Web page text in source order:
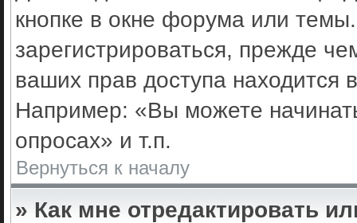
кнопке в окне форума или
зарегистрироваться, прежде
ваших прав доступа
Например: «Вы можете
опросах» и т.п.
Вернуться к началу
» Как мне отредактировать